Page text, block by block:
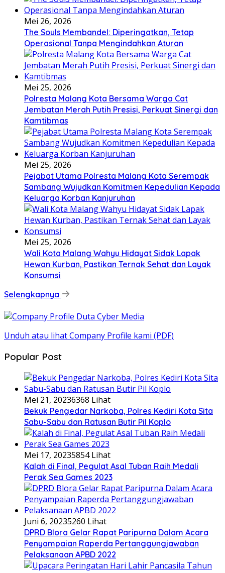
Mei 26, 2026
The Souls Membandel: Diperingatkan, Tetap
Operasional Tanpa Mengindahkan Aturan
Mei 25, 2026
Polresta Malang Kota Bersama Warga Cat
Jembatan Merah Putih Presisi, Perkuat Sinergi dan
Kamtibmas
Mei 25, 2026
Pejabat Utama Polresta Malang Kota Serempak
Sambang Wujudkan Komitmen Kepedulian Kepada
Keluarga Korban Kanjuruhan
Mei 25, 2026
Wali Kota Malang Wahyu Hidayat Sidak Lapak
Hewan Kurban, Pastikan Ternak Sehat dan Layak
Konsumsi
Selengkapnya
Unduh atau lihat Company Profile kami (PDF)
Popular Post
Mei 21, 20236368 Lihat
Bekuk Pengedar Narkoba, Polres Kediri Kota Sita
Sabu-Sabu dan Ratusan Butir Pil Koplo
Mei 17, 20235854 Lihat
Kalah di Final, Pegulat Asal Tuban Raih Medali
Perak Sea Games 2023
Juni 6, 20235260 Lihat
DPRD Blora Gelar Rapat Paripurna Dalam Acara
Penyampaian Raperda Pertanggungjawaban
Pelaksanaan APBD 2022